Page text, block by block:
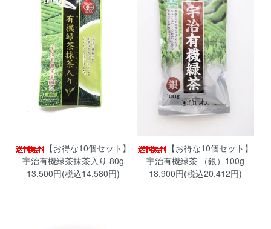
【お得な10個セット】
宇治有機緑茶抹茶入り 80g
13,500円(税込14,580円)
【お得な10個セット】
宇治有機緑茶 （銀）100g
18,900円(税込20,412円)